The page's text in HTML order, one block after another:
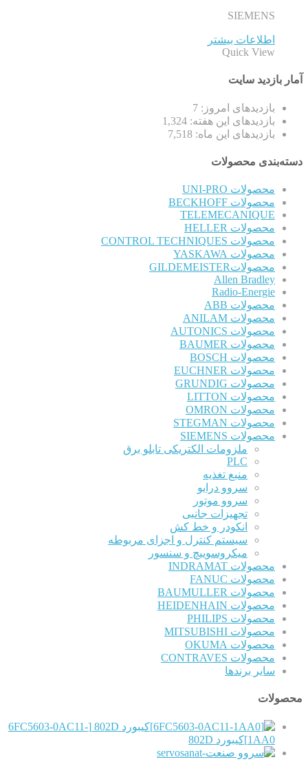
SIEMENS
اطلاعات بیشتر
Quick View
آمار بازدید سایت
بازدیدهای امروز: 7
بازدیدهای این هفته: 1,324
بازدیدهای این ماه: 7,518
دسته‌بندی محصولات
محصولات UNI-PRO
محصولات BECKHOFF
TELEMECANIQUE
محصولات HELLER
محصولات CONTROL TECHNIQUES
محصولات YASKAWA
محصولاتGILDEMEISTER
Allen Bradley
Radio-Energie
محصولات ABB
محصولات ANILAM
محصولات AUTONICS
محصولات BAUMER
محصولات BOSCH
محصولات EUCHNER
محصولات GRUNDIG
محصولات LITTON
محصولات OMRON
محصولات STEGMAN
محصولات SIEMENS
ملزومات الکتریکی تابلو برق
PLC
منبع تغذیه
سروو درایو
سروو موتور
تجهیزات جانبی
انکودر و خط کش
سیستم کنترل و اجزای مربوطه
میکروسوییچ و سنسور
محصولات INDRAMAT
محصولات FANUC
محصولات BAUMULLER
محصولات HEIDENHAIN
محصولات PHILIPS
محصولات MITSUBISHI
محصولات OKUMA
محصولات CONTRAVES
سایر برندها
محصولات
[6FC5603-0AC11-
1AA0]کیبورد 802D